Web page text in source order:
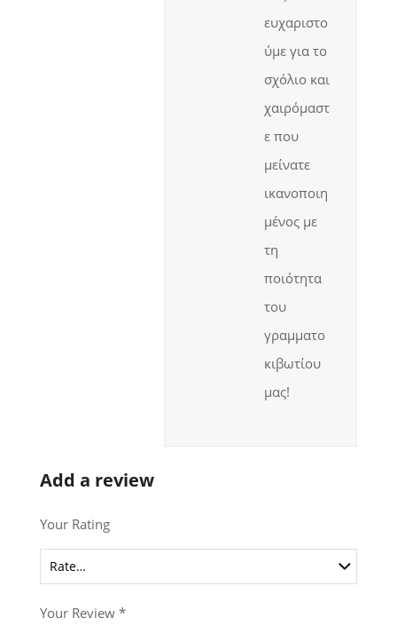
ευχαριστο
ύμε για το
σχόλιο και
χαιρόμαστ
ε που
μείνατε
ικανοποιη
μένος με
τη
ποιότητα
του
γραμματο
κιβωτίου
μας!
Add a review
Your Rating
Your Review *